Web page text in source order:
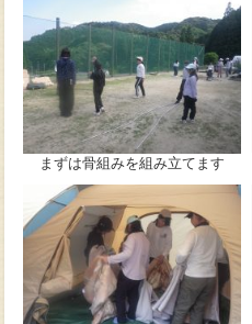
まずは骨組みを組み立てます